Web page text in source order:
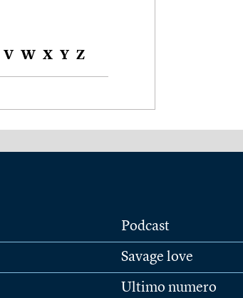
V W X Y Z
Podcast
Savage love
Ultimo numero